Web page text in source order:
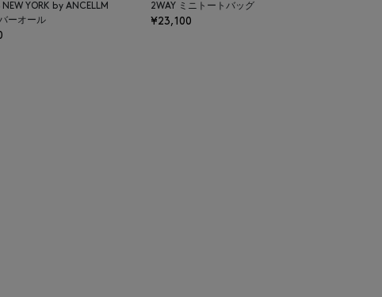
NEW YORK by ANCELLM
ーオール
2WAY ミニトートバッグ
¥23,100